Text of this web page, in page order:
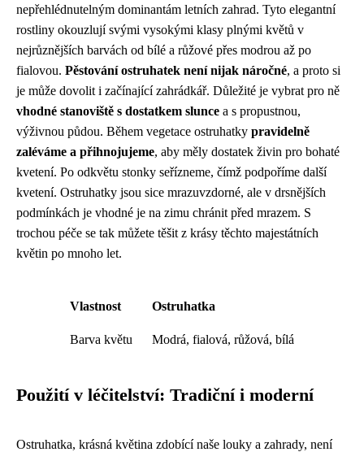
nepřehlédnutelným dominantám letních zahrad. Tyto elegantní
rostliny okouzlují svými vysokými klasy plnými květů v
nejrůznějších barvách od bílé a růžové přes modrou až po
fialovou. Pěstování ostruhatek není nijak náročné, a proto si
je může dovolit i začínající zahrádkář. Důležité je vybrat pro ně
vhodné stanoviště s dostatkem slunce a s propustnou,
výživnou půdou. Během vegetace ostruhatky pravidelně
zaléváme a přihnojujeme, aby měly dostatek živin pro bohaté
kvetení. Po odkvětu stonky seřízneme, čímž podpoříme další
kvetení. Ostruhatky jsou sice mrazuvzdorné, ale v drsnějších
podmínkách je vhodné je na zimu chránit před mrazem. S
trochou péče se tak můžete těšit z krásy těchto majestátních
květin po mnoho let.
Vlastnost Ostruhatka
Barva květu Modrá, fialová, růžová, bílá
Použití v léčitelství: Tradiční i moderní
Ostruhatka, krásná květina zdobící naše louky a zahrady, není